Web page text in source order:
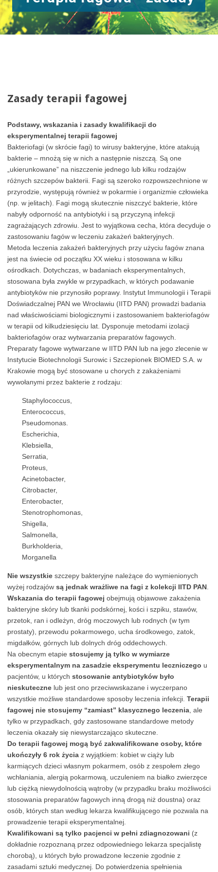
Zasady terapii fagowej
Podstawy, wskazania i zasady kwalifikacji do
eksperymentalnej terapii fagowej
Bakteriofagi (w skrócie fagi) to wirusy bakteryjne, które atakują
bakterie – mnożą się w nich a następnie niszczą. Są one
„ukierunkowane” na niszczenie jednego lub kilku rodzajów
różnych szczepów bakterii. Fagi są szeroko rozpowszechnione w
przyrodzie, występują również w pokarmie i organizmie człowieka
(np. w jelitach). Fagi mogą skutecznie niszczyć bakterie, które
nabyły odporność na antybiotyki i są przyczyną infekcji
zagrażających zdrowiu. Jest to wyjątkowa cecha, która decyduje o
zastosowaniu fagów w leczeniu zakażeń bakteryjnych.
Metoda leczenia zakażeń bakteryjnych przy użyciu fagów znana
jest na świecie od początku XX wieku i stosowana w kilku
ośrodkach. Dotychczas, w badaniach eksperymentalnych,
stosowana była zwykle w przypadkach, w których podawanie
antybiotyków nie przynosiło poprawy. Instytut Immunologii i Terapii
Doświadczalnej PAN we Wrocławiu (IITD PAN) prowadzi badania
nad właściwościami biologicznymi i zastosowaniem bakteriofagów
w terapii od kilkudziesięciu lat. Dysponuje metodami izolacji
bakteriofagów oraz wytwarzania preparatów fagowych.
Preparaty fagowe wytwarzane w IITD PAN lub na jego zlecenie w
Instytucie Biotechnologii Surowic i Szczepionek BIOMED S.A. w
Krakowie mogą być stosowane u chorych z zakażeniami
wywołanymi przez bakterie z rodzaju:
Staphylococcus,
Enterococcus,
Pseudomonas.
Escherichia,
Klebsiella,
Serratia,
Proteus,
Acinetobacter,
Citrobacter,
Enterobacter,
Stenotrophomonas,
Shigella,
Salmonella,
Burkholderia,
Morganella
Nie wszystkie szczepy bakteryjne należące do wymienionych
wyżej rodzajów są jednak wrażliwe na fagi z kolekcji IITD PAN
Wskazania do terapii fagowej obejmują objawowe zakażenia
bakteryjne skóry lub tkanki podskórnej, kości i szpiku, stawów,
przetok, ran i odleżyn, dróg moczowych lub rodnych (w tym
prostaty), przewodu pokarmowego, ucha środkowego, zatok,
migdałków, górnych lub dolnych dróg oddechowych.
Na obecnym etapie stosujemy ją tylko w wymiarze
eksperymentalnym na zasadzie eksperymentu leczniczego u
pacjentów, u których stosowanie antybiotyków było
nieskuteczne lub jest ono przeciwwskazane i wyczerpano
wszystkie możliwe standardowe sposoby leczenia infekcji. Terapii
fagowej nie stosujemy “zamiast” klasycznego leczenia , ale
tylko w przypadkach, gdy zastosowane standardowe metody
leczenia okazały się niewystarczająco skuteczne.
Do terapii fagowej mogą być zakwalifikowane osoby, które
ukończyły 6 rok życia z wyjątkiem: kobiet w ciąży lub
karmiących dzieci własnym pokarmem, osób z zespołem złego
wchłaniania, alergią pokarmową, uczuleniem na białko zwierzęce
lub ciężką niewydolnością wątroby (w przypadku braku możliwości
stosowania preparatów fagowych inną drogą niż doustna) oraz
osób, których stan według lekarza kwalifikującego nie pozwala na
prowadzenie terapii eksperymentalnej.
Kwalifikowani są tylko pacjenci w pełni zdiagnozowani (z
dokładnie rozpoznaną przez odpowiedniego lekarza specjalistę
chorobą), u których było prowadzone leczenie zgodnie z
zasadami sztuki medycznej. Do potwierdzenia spełnienia